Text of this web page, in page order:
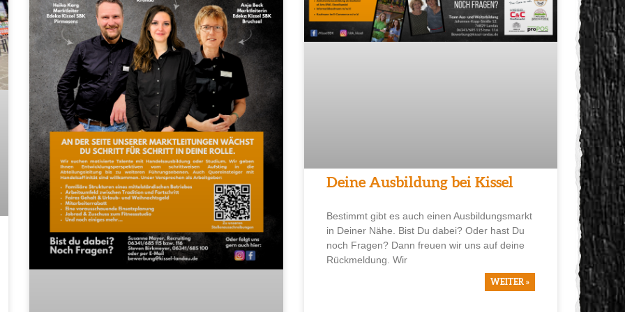
Deine Ausbildung bei Kissel
Bestimmt gibt es auch einen Ausbildungsmarkt
in Deiner Nähe. Bist Du dabei? Oder hast Du
noch Fragen? Dann freuen wir uns auf deine
Rückmeldung. Wir
WEITER »